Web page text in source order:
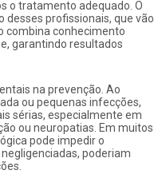
o tratamento adequado. O
desses profissionais, que vão
combina conhecimento
garantindo resultados
na prevenção. Ao
ou pequenas infecções,
sérias, especialmente em
ou neuropatias. Em muitos
pode impedir o
poderiam